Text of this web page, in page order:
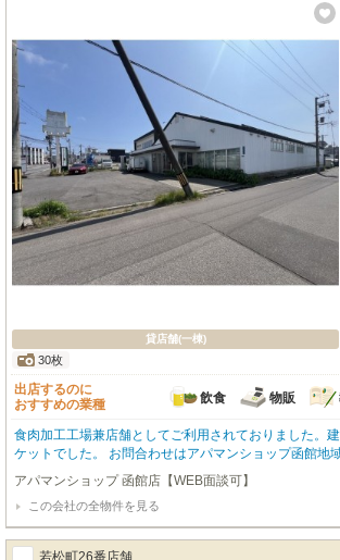
貸店舗(一棟)
30枚
出店するのに
おすすめの業種
飲食 物販
食肉加工工場兼店舗としてご利用されておりました。
ケットでした。 お問合わせはアパマンショップ函館地
館店0138-46-9300まで
アパマンショップ 函館店【WEB面談可】
この会社の全物件を見る
若松町26番店舗